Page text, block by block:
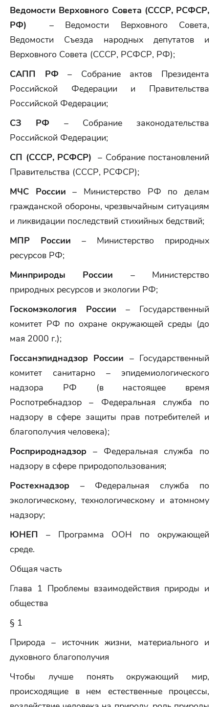
Ведомости Верховного Совета (СССР, РСФСР,
РФ) – Ведомости Верховного Совета,
Ведомости Съезда народных депутатов и
Верховного Совета (СССР, РСФСР, РФ);
САПП РФ – Собрание актов Президента
Российской Федерации и Правительства
Российской Федерации;
СЗ РФ – Собрание законодательства
Российской Федерации;
СП (СССР, РСФСР) – Собрание постановлений
Правительства (СССР, РСФСР);
МЧС России – Министерство РФ по делам
гражданской обороны, чрезвычайным ситуациям
и ликвидации последствий стихийных бедствий;
МПР России – Министерство природных
ресурсов РФ;
Минприроды России – Министерство
природных ресурсов и экологии РФ;
Госкомэкология России – Государственный
комитет РФ по охране окружающей среды (до
мая 2000 г.);
Госсанэпиднадзор России – Государственный
комитет санитарно – эпидемиологического
надзора РФ (в настоящее время
Роспотребнадзор – Федеральная служба по
надзору в сфере защиты прав потребителей и
благополучия человека);
Росприроднадзор – Федеральная служба по
надзору в сфере природопользования;
Ростехнадзор – Федеральная служба по
экологическому, технологическому и атомному
надзору;
ЮНЕП – Программа ООН по окружающей
среде.
Общая часть
Глава 1 Проблемы взаимодействия природы и
общества
§ 1
Природа – источник жизни, материального и
духовного благополучия
Чтобы лучше понять окружающий мир,
происходящие в нем естественные процессы,